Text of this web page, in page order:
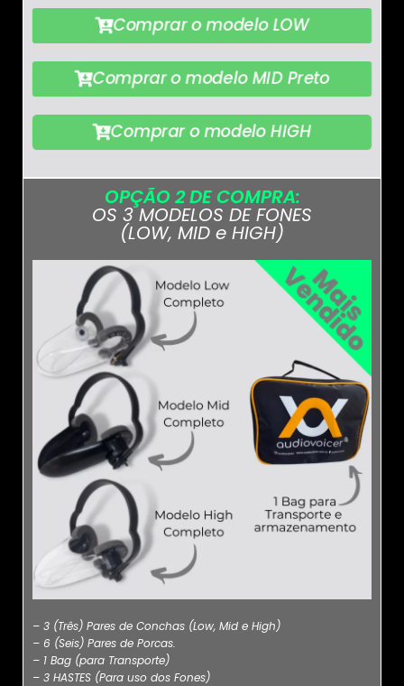
Comprar o modelo LOW
Comprar o modelo MID Preto
Comprar o modelo HIGH
OPÇÃO 2 DE COMPRA:
OS 3 MODELOS DE FONES
(LOW, MID e HIGH)
– 3 (Três) Pares de Conchas (Low, Mid e High)
– 6 (Seis) Pares de Porcas.
– 1 Bag (para Transporte)
– 3 HASTES (Para uso dos Fones)